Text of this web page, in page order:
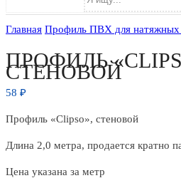
Главная Профиль ПВХ для натяжных
ПРОФИЛЬ
СТЕНОВОЙ
58 ₽
Профиль «Clipso», стеновой
Длина 2,0 метра, продается кратно
Цена указана за метр